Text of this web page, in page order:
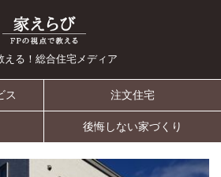
える！総合住宅メディア
ス 注文住宅
後悔しない家づくり